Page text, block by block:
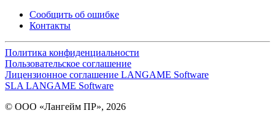
Сообщить об ошибке
Контакты
Политика конфиденциальности
Пользовательское соглашение
Лицензионное соглашение LANGAME Software
SLA LANGAME Software
© ООО «Лангейм ПР», 2026